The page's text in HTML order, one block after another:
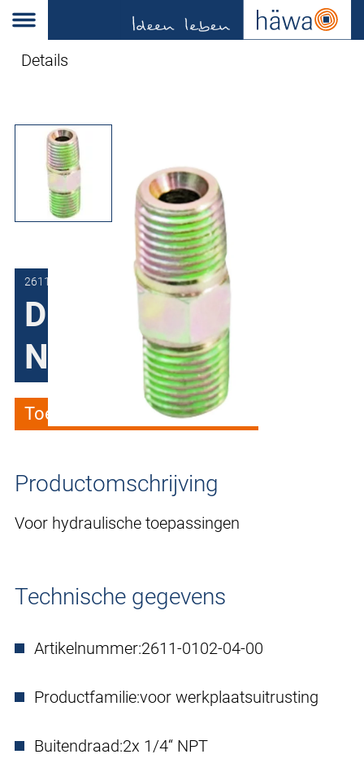
Details
2611-0102-04-00
Dubbelnippel 1/4"
NPT AG
Toevoegen aan verlanglijstje
Productomschrijving
Voor hydraulische toepassingen
Technische gegevens
Artikelnummer:2611-0102-04-00
Productfamilie:voor werkplaatsuitrusting
Buitendraad:2x 1/4“ NPT